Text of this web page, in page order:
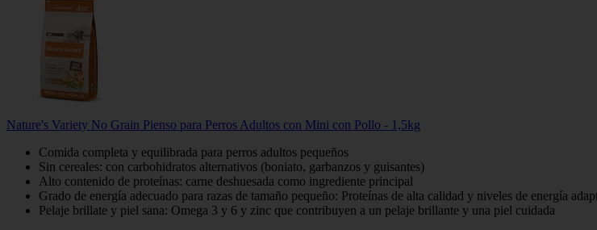
Nature's Variety No Grain Pienso para Perros Adultos con Mini con Pollo - 1,5kg
Comida completa y equilibrada para perros adultos pequeños
Sin cereales: con carbohidratos alternativos (boniato, garbanzos y guisantes)
Alto contenido de proteínas: carne deshuesada como ingrediente principal
Grado de energía adecuado para razas de tamaño pequeño: Proteínas de alta calidad y niveles de energía
Pelaje brillate y piel sana: Omega 3 y 6 y zinc que contribuyen a un pelaje brillante y una piel cuidada